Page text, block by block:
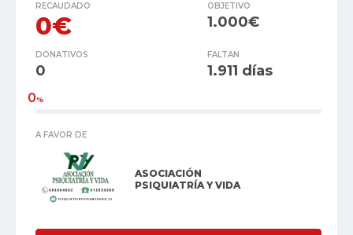
RECAUDADO
0€
OBJETIVO
1.000€
DONATIVOS
0
FALTAN
1.911 días
0%
A FAVOR DE
ASOCIACIÓN
PSIQUIATRÍA Y VIDA